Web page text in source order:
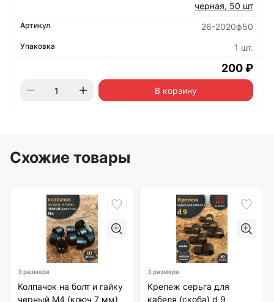
черная, 50 шт
26-2020ф50
1 шт.
200 ₽
В корзину
Схожие товары
3 размера
Колпачок на болт и гайку
черный M4 (ключ 7 мм)
3 размера
Крепеж серьга для
кабеля (скоба) d 9